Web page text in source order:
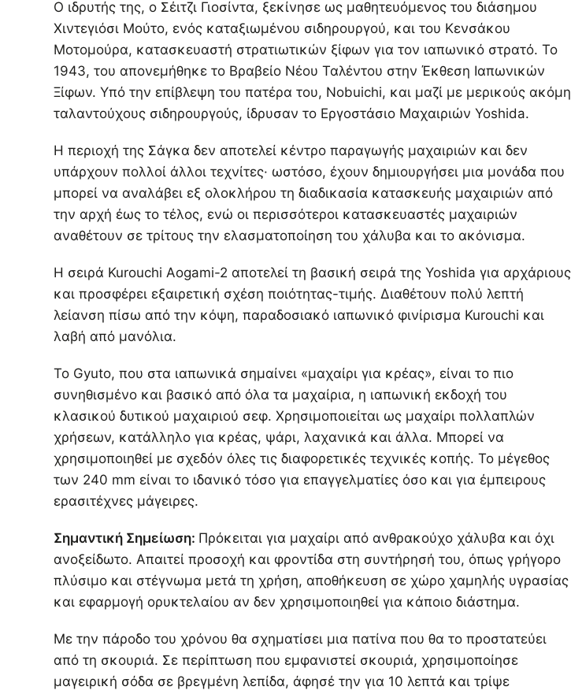
Ο ιδρυτής της, ο Σέιτζι Γιοσίντα, ξεκίνησε ως μαθητευόμενος του διάσημου
Χιντεγιόσι Μούτο, ενός καταξιωμένου σιδηρουργού, και του Κενσάκου
Μοτομούρα, κατασκευαστή στρατιωτικών ξίφων για τον ιαπωνικό στρατό. Το
1943, του απονεμήθηκε το Βραβείο Νέου Ταλέντου στην Έκθεση Ιαπωνικών
Ξίφων. Υπό την επίβλεψη του πατέρα του, Nobuichi, και μαζί με μερικούς ακόμη
ταλαντούχους σιδηρουργούς, ίδρυσαν το Εργοστάσιο Μαχαιριών Yoshida.
Η περιοχή της Σάγκα δεν αποτελεί κέντρο παραγωγής μαχαιριών και δεν
υπάρχουν πολλοί άλλοι τεχνίτες· ωστόσο, έχουν δημιουργήσει μια μονάδα που
μπορεί να αναλάβει εξ ολοκλήρου τη διαδικασία κατασκευής μαχαιριών από
την αρχή έως το τέλος, ενώ οι περισσότεροι κατασκευαστές μαχαιριών
αναθέτουν σε τρίτους την ελασματοποίηση του χάλυβα και το ακόνισμα.
Η σειρά Kurouchi Aogami-2 αποτελεί τη βασική σειρά της Yoshida για αρχάριους
και προσφέρει εξαιρετική σχέση ποιότητας-τιμής. Διαθέτουν πολύ λεπτή
λείανση πίσω από την κόψη, παραδοσιακό ιαπωνικό φινίρισμα Kurouchi και
λαβή από μανόλια.
Το Gyuto, που στα ιαπωνικά σημαίνει «μαχαίρι για κρέας», είναι το πιο
συνηθισμένο και βασικό από όλα τα μαχαίρια, η ιαπωνική εκδοχή του
κλασικού δυτικού μαχαιριού σεφ. Χρησιμοποιείται ως μαχαίρι πολλαπλών
χρήσεων, κατάλληλο για κρέας, ψάρι, λαχανικά και άλλα. Μπορεί να
χρησιμοποιηθεί με σχεδόν όλες τις διαφορετικές τεχνικές κοπής. Το μέγεθος
των 240 mm είναι το ιδανικό τόσο για επαγγελματίες όσο και για έμπειρους
ερασιτέχνες μάγειρες.
Σημαντική Σημείωση: Πρόκειται για μαχαίρι από ανθρακούχο χάλυβα και όχι
ανοξείδωτο. Απαιτεί προσοχή και φροντίδα στη συντήρησή του, όπως γρήγορο
πλύσιμο και στέγνωμα μετά τη χρήση, αποθήκευση σε χώρο χαμηλής υγρασίας
και εφαρμογή ορυκτελαίου αν δεν χρησιμοποιηθεί για κάποιο διάστημα.
Με την πάροδο του χρόνου θα σχηματίσει μια πατίνα που θα το προστατεύει
από τη σκουριά. Σε περίπτωση που εμφανιστεί σκουριά, χρησιμοποίησε
μαγειρική σόδα σε βρεγμένη λεπίδα, άφησέ την για 10 λεπτά και τρίψε